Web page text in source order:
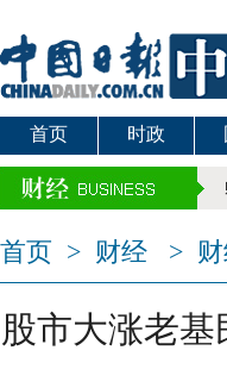
首页 时政
首页 > 财经 >
股市大涨老